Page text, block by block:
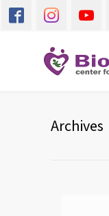
Archives